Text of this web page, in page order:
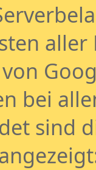
aller
bei
sind